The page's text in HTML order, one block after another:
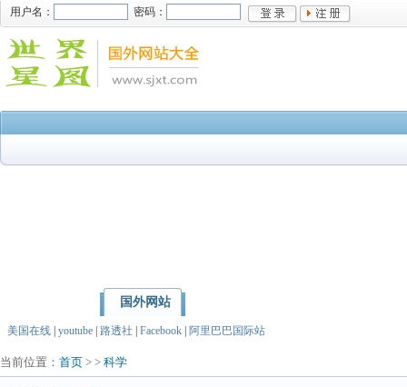
用户名： 密码：
国外网站
美国在线 youtube 路透社 Facebook 阿里巴巴国际站
当前位置： 首页 > > 科学